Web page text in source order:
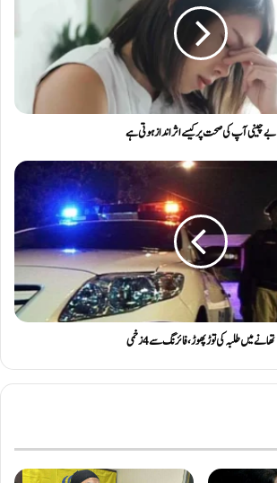
بے چینی آپ کی صحت پر کیسے اثر انداز ہوتی ہے
تھانے میں طلبہ کی توڑ پھوڑ، فائرنگ سے 4 زخمی